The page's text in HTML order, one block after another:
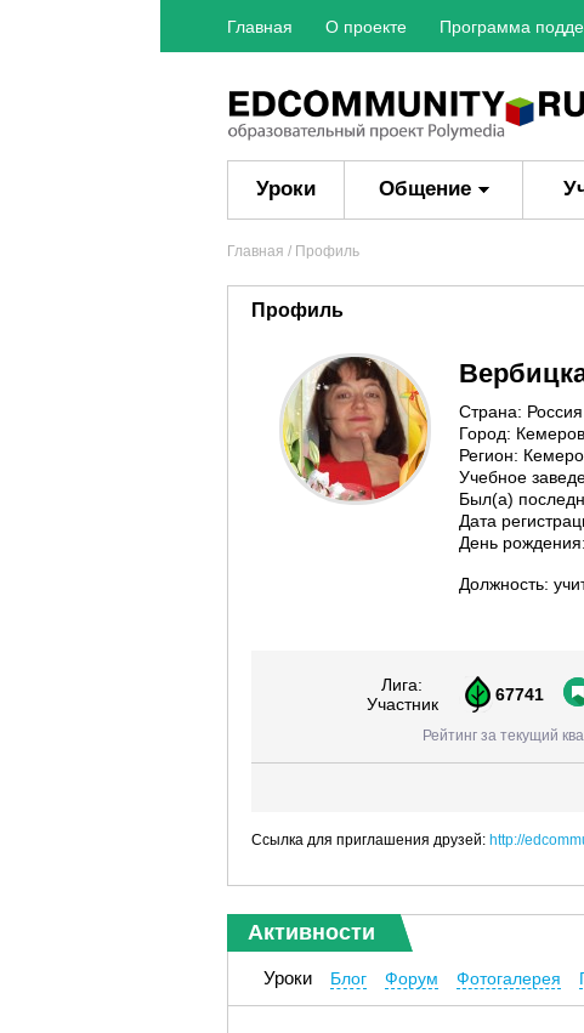
Главная О проекте Программа
Уроки Общение
Главная / Профиль
Профиль
Страна: Россия
Город:
Регион:
Учебное
Был(а)
Дата
День
Должность:
Лига:
Участник
67741
Рейтинг за текущий
Ссылка для приглашения друзей: http://
Активности
Уроки Блог Форум Фотогалерея